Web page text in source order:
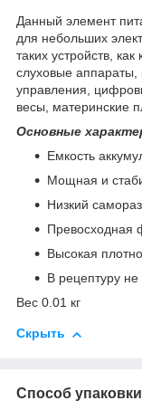
Данный элемент
для небольших
таких устройств,
слуховые аппараты,
управления,
весы, материнские
Основные
Емкость
Мощная и
Низкий
Превосходная
Высокая
В рецептуру
Вес 0.01 кг
Скрыть
Способ упаковки